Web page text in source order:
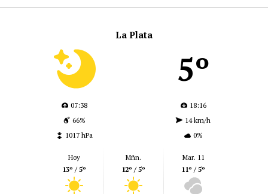
La Plata
5º
07:38
18:16
66%
14 km/h
1017 hPa
0%
Hoy
13º / 5º
Mñn.
12º / 5º
Mar. 11
11º / 5º